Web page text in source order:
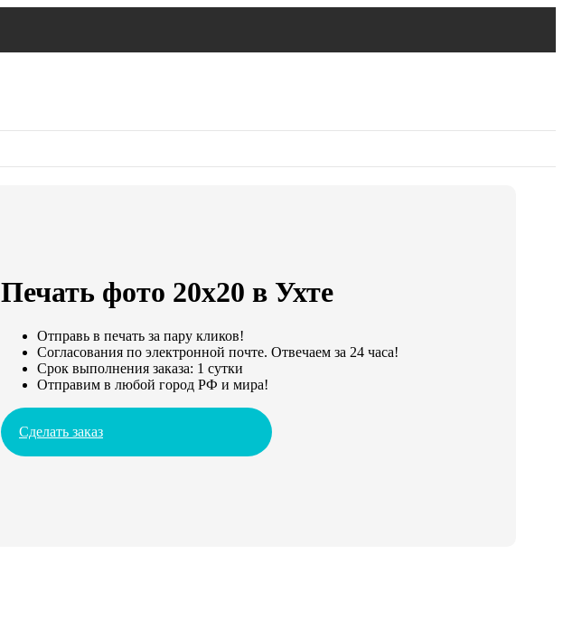
Печать фото 20х20 в Ухте
Отправь в печать за пару кликов!
Согласования по электронной почте. Отвечаем за 24 часа!
Срок выполнения заказа: 1 сутки
Отправим в любой город РФ и мира!
Сделать заказ